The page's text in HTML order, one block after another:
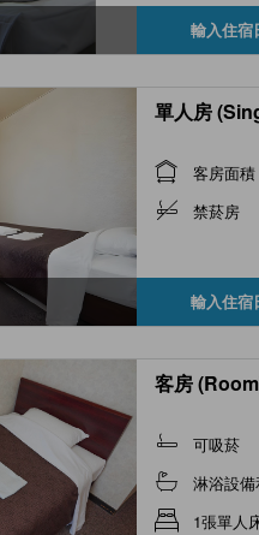
輸入住宿
單人房
客房面積
禁菸房
輸入住宿
客房
可吸菸
淋浴設
1張單人